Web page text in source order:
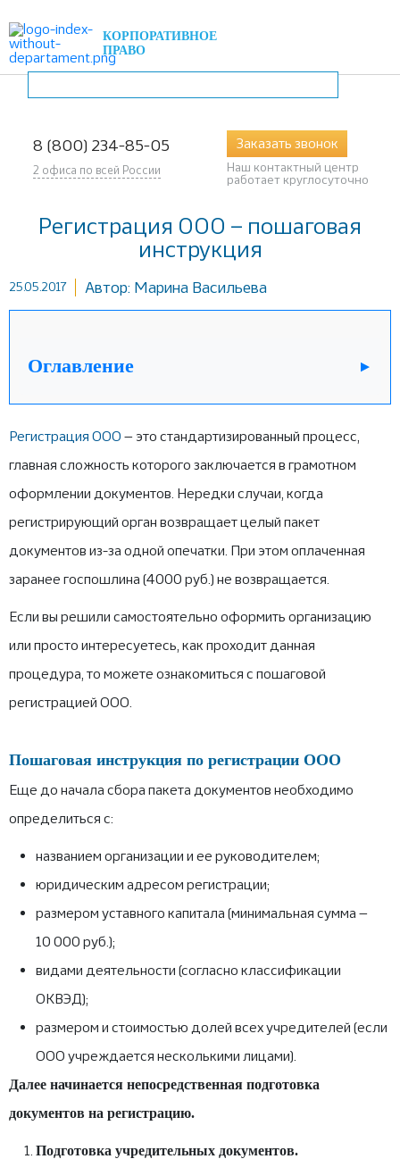
КОРПОРАТИВНОЕ
ПРАВО
8 (800) 234-85-05
2 офиса по всей России
Заказать звонок
Наш контактный центр
работает круглосуточно
Регистрация ООО – пошаговая
инструкция
25.05.2017 Автор: Марина Васильева
Оглавление ▼
Регистрация ООО — это стандартизированный процесс,
главная сложность которого заключается в грамотном
оформлении документов. Нередки случаи, когда
регистрирующий орган возвращает целый пакет
документов из-за одной опечатки. При этом оплаченная
заранее госпошлина (4000 руб.) не возвращается.
Если вы решили самостоятельно оформить организацию
или просто интересуетесь, как проходит данная
процедура, то можете ознакомиться с пошаговой
регистрацией ООО.
Пошаговая инструкция по регистрации ООО
Еще до начала сбора пакета документов необходимо
определиться с:
названием организации и ее руководителем;
юридическим адресом регистрации;
размером уставного капитала (минимальная сумма —
10 000 руб.);
видами деятельности (согласно классификации
ОКВЭД);
размером и стоимостью долей всех учредителей (если
ООО учреждается несколькими лицами).
Далее начинается непосредственная подготовка
документов на регистрацию.
Подготовка учредительных документов.